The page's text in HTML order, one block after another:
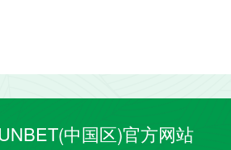
中国区)官方网站